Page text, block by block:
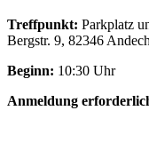
Treffpunkt: Parkplatz
Bergstr. 9, 82346
Beginn: 10:30 Uhr
Anmeldung